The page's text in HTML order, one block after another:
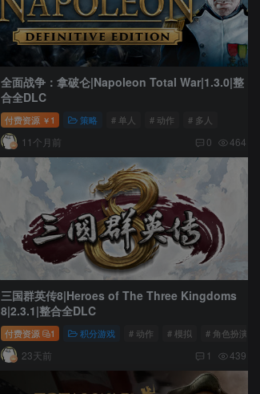
全面战争：拿破仑|Napoleon Total War|1.3.0|整
合全DLC
付费资源 ￥ 1 策略 # 单人 # 动作 # 多人
11个月前 0 464
三国群英传8|Heroes of The Three Kingdoms
8|2.3.1|整合全DLC
付费资源 1 积分游戏 # 动作 # 模拟 # 角色扮演
23天前 1 439